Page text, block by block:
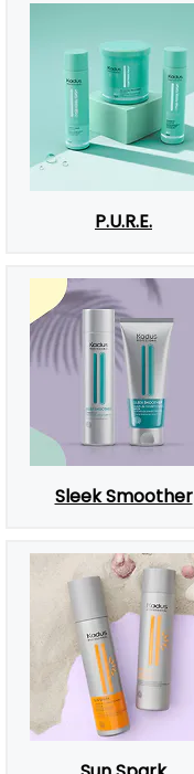
P.U.R.E.
Sleek Smoother